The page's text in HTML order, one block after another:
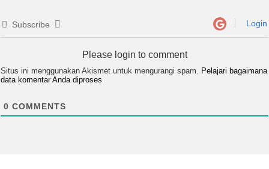
Subscribe Login
Please login to comment
Situs ini menggunakan Akismet untuk mengurangi spam. Pelajari bagaimana
data komentar Anda diproses
0 COMMENTS